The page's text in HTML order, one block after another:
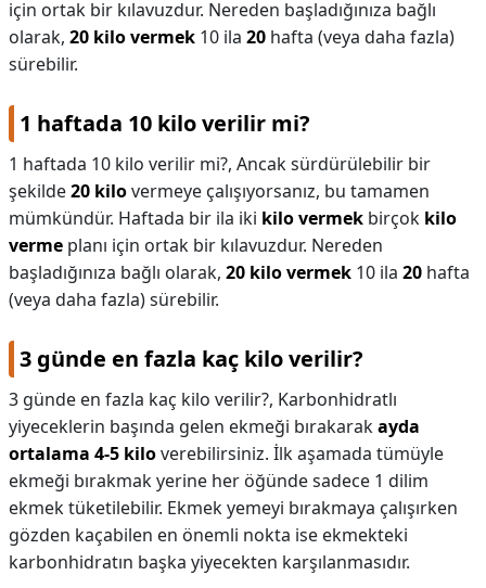
için ortak bir kılavuzdur. Nereden başladığınıza bağlı
olarak, 20 kilo vermek 10 ila 20 hafta (veya daha fazla)
sürebilir.
1 haftada 10 kilo verilir mi?
1 haftada 10 kilo verilir mi?, Ancak sürdürülebilir bir
şekilde20 kilovermeye çalışıyorsanız, bu tamamen
mümkündür. Haftada bir ila iki kilo vermek birçok kilo
verme planı için ortak bir kılavuzdur. Nereden
başladığınıza bağlı olarak, 20 kilo vermek 10 ila 20 hafta
(veya daha fazla) sürebilir.
3 günde en fazla kaç kilo verilir?
3 günde en fazla kaç kilo verilir?, Karbonhidratlı
yiyeceklerin başında gelen ekmeği bırakarakayda
ortalama 4-5 kiloverebilirsiniz. İlk aşamada tümüyle
ekmeği bırakmak yerine her öğünde sadece 1 dilim
ekmek tüketilebilir. Ekmek yemeyi bırakmaya çalışırken
gözden kaçabilen en önemli nokta ise ekmekteki
karbonhidratın başka yiyecekten karşılanmasıdır.